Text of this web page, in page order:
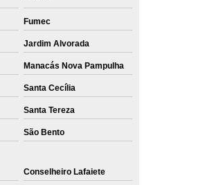
de Algodão
em Camisetas
Camisetas Lisas
de Algodão
Fumec
Jardim Alvorada
Manacás Nova Pampulha
Santa Cecília
Santa Tereza
São Bento
Conselheiro Lafaiete